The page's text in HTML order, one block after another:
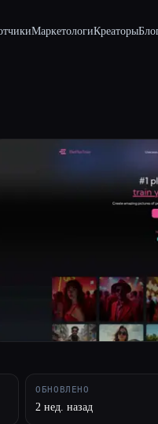
МаркетологиКреаторы
ОБНОВЛЕНО
2 нед. назад